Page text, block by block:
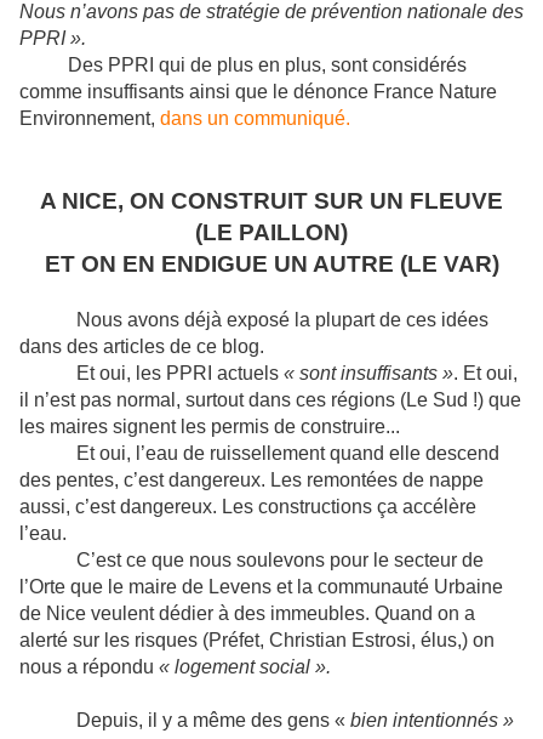
Nous n’avons pas de stratégie de prévention nationale des
PPRI ».
Des PPRI qui de plus en plus, sont considérés
comme insuffisants ainsi que le dénonce France Nature
Environnement, dans un communiqué.
A NICE, ON CONSTRUIT SUR UN FLEUVE
(LE PAILLON)
ET ON EN ENDIGUE UN AUTRE (LE VAR)
Nous avons déjà exposé la plupart de ces idées
dans des articles de ce blog.
Et oui, les PPRI actuels« sont insuffisants ». Et oui,
il n’est pas normal, surtout dans ces régions (Le Sud !) que
les maires signent les permis de construire...
Et oui, l’eau de ruissellement quand elle descend
des pentes, c’est dangereux. Les remontées de nappe
aussi, c’est dangereux. Les constructions ça accélère
l’eau.
C’est ce que nous soulevons pour le secteur de
l’Orte que le maire de Levens et la communauté Urbaine
de Nice veulent dédier à des immeubles. Quand on a
alerté sur les risques (Préfet, Christian Estrosi, élus,) on
nous a répondu « logement social ».
Depuis, il y a même des gens «bien intentionnés »